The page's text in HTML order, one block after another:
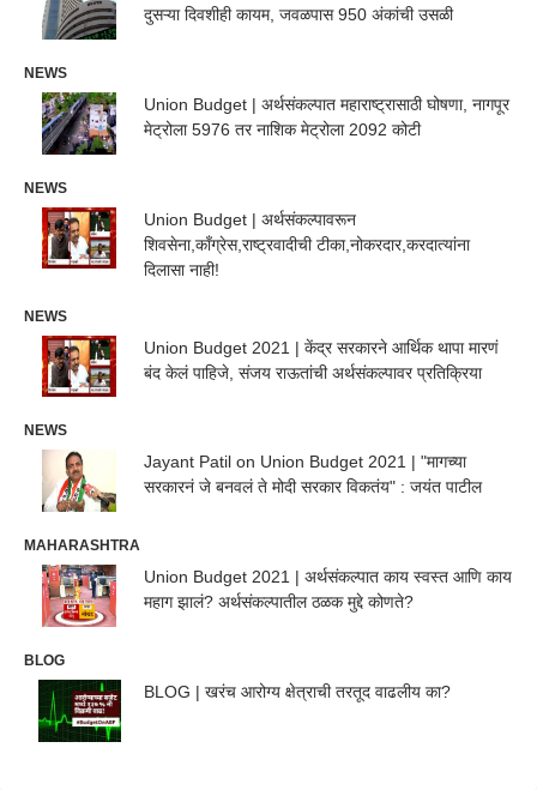
दुसऱ्या दिवशीही कायम, जवळपास 950 अंकांची उसळी
NEWS
Union Budget | अर्थसंकल्पात महाराष्ट्रासाठी घोषणा, नागपूर
मेट्रोला 5976 तर नाशिक मेट्रोला 2092 कोटी
NEWS
Union Budget | अर्थसंकल्पावरून
शिवसेना,काँग्रेस,राष्ट्रवादीची टीका,नोकरदार,करदात्यांना
दिलासा नाही!
NEWS
Union Budget 2021 | केंद्र सरकारने आर्थिक थापा मारणं
बंद केलं पाहिजे, संजय राऊतांची अर्थसंकल्पावर प्रतिक्रिया
NEWS
Jayant Patil on Union Budget 2021 | "मागच्या
सरकारनं जे बनवलं ते मोदी सरकार विकतंय" : जयंत पाटील
MAHARASHTRA
Union Budget 2021 | अर्थसंकल्पात काय स्वस्त आणि काय
महाग झालं? अर्थसंकल्पातील ठळक मुद्दे कोणते?
BLOG
BLOG | खरंच आरोग्य क्षेत्राची तरतूद वाढलीय का?